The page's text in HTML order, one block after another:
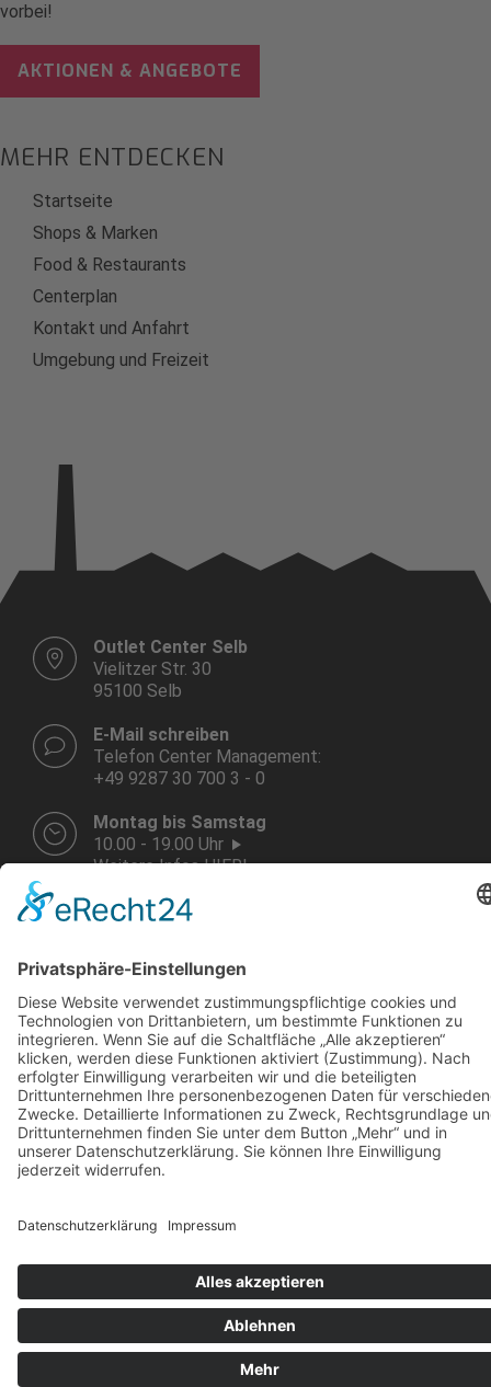
vorbei!
AKTIONEN & ANGEBOTE
MEHR ENTDECKEN
Startseite
Shops & Marken
Food & Restaurants
Centerplan
Kontakt und Anfahrt
Umgebung und Freizeit
Outlet Center Selb
Vielitzer Str. 30
95100 Selb
E-Mail schreiben
Telefon Center Management:
+49 9287 30 700 3 - 0
Montag bis Samstag
10.00 - 19.00 Uhr
Weitere Infos HIER!
KARRIERE
KONTAKT & ANFAHRT
COOKIE-EINSTELLUNGEN
DATENSCHUTZ